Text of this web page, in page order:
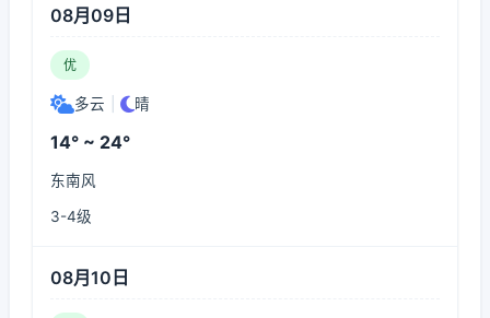
08月09日
优
多云 晴
14° ~ 24°
东南风
3-4级
08月10日